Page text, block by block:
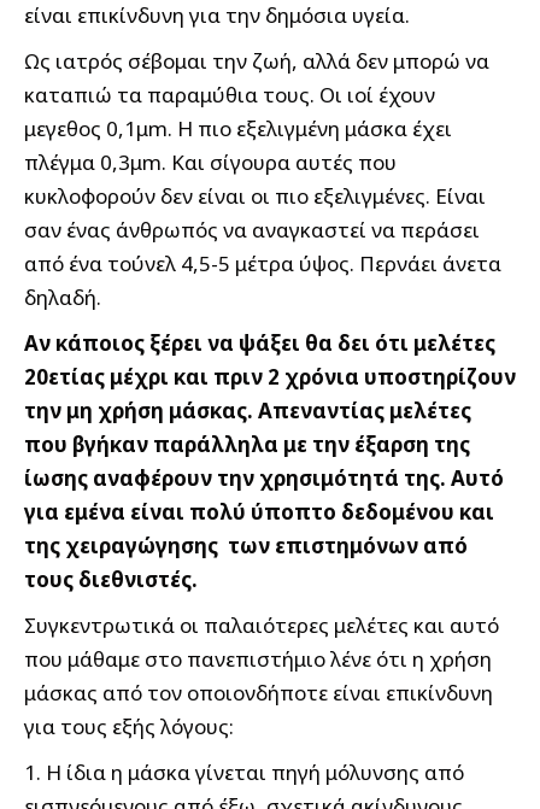
είναι επικίνδυνη για την δημόσια υγεία.
Ως ιατρός σέβομαι την ζωή, αλλά δεν μπορώ να
καταπιώ τα παραμύθια τους. Οι ιοί έχουν
μεγεθος 0,1μm. H πιο εξελιγμένη μάσκα έχει
πλέγμα 0,3μm. Και σίγουρα αυτές που
κυκλοφορούν δεν είναι οι πιο εξελιγμένες. Είναι
σαν ένας άνθρωπός να αναγκαστεί να περάσει
από ένα τούνελ 4,5-5 μέτρα ύψος. Περνάει άνετα
δηλαδή.
Αν κάποιος ξέρει να ψάξει θα δει ότι μελέτες
20ετίας μέχρι και πριν 2 χρόνια υποστηρίζουν
την μη χρήση μάσκας. Απεναντίας μελέτες
που βγήκαν παράλληλα με την έξαρση της
ίωσης αναφέρουν την χρησιμότητά της. Αυτό
για εμένα είναι πολύ ύποπτο δεδομένου και
της χειραγώγησης των επιστημόνων από
τους διεθνιστές.
Συγκεντρωτικά οι παλαιότερες μελέτες και αυτό
που μάθαμε στο πανεπιστήμιο λένε ότι η χρήση
μάσκας από τον οποιονδήποτε είναι επικίνδυνη
για τους εξής λόγους:
1. Η ίδια η μάσκα γίνεται πηγή μόλυνσης από